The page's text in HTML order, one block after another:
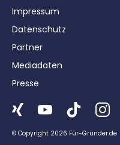
Impressum
Datenschutz
Partner
Mediadaten
Presse
© Copyright 2026 Für-Gründer.de